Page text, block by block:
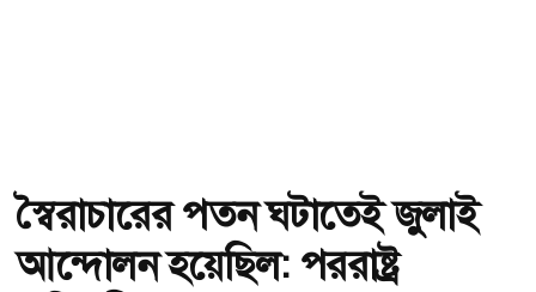
স্বৈরাচারের পতন ঘটাতেই জুলাই
আন্দোলন হয়েছিল: পররাষ্ট্র